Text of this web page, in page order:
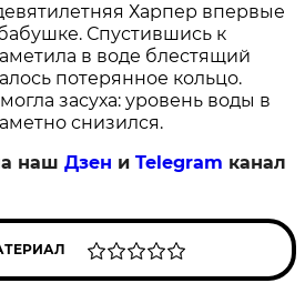
Харпер впервые
Спустившись к
в воде блестящий
потерянное кольцо.
засуха: уровень воды в
снизился.
нашДзен иTelegram канал